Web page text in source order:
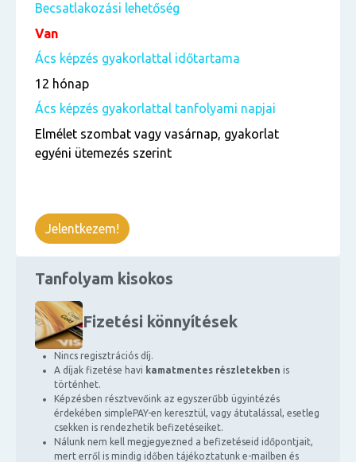
Tanfolyam kisokos
Fizetési könnyítések
Nincs regisztrációs díj.
A díjak fizetése havi kamatmentes részletekben is
történhet.
Képzésben résztvevőink az egyszerűbb ügyintézés
érdekében simplePAY-en keresztül, vagy átutalással, esetleg
csekken is rendezhetik befizetéseiket.
Nálunk nem kell megjegyezned a befizetéseid időpontjait,
mert erről is mindig időben tájékoztatunk e-mailben és
Becsatlakozási lehetőség
Van
Ács képzés gyakorlattal időtartama
12 hónap
Ács képzés gyakorlattal tanfolyami napjai
Elmélet szombat vagy vasárnap, gyakorlat
egyéni ütemezés szerint
Jelentkezem!